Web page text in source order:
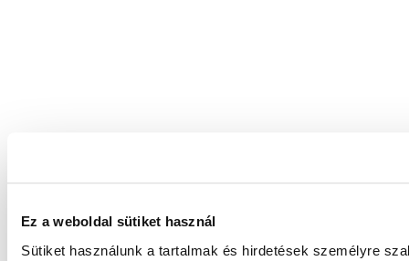
Ez a weboldal sütiket használ
Sütiket használunk a tartalmak és hirdetések személyre